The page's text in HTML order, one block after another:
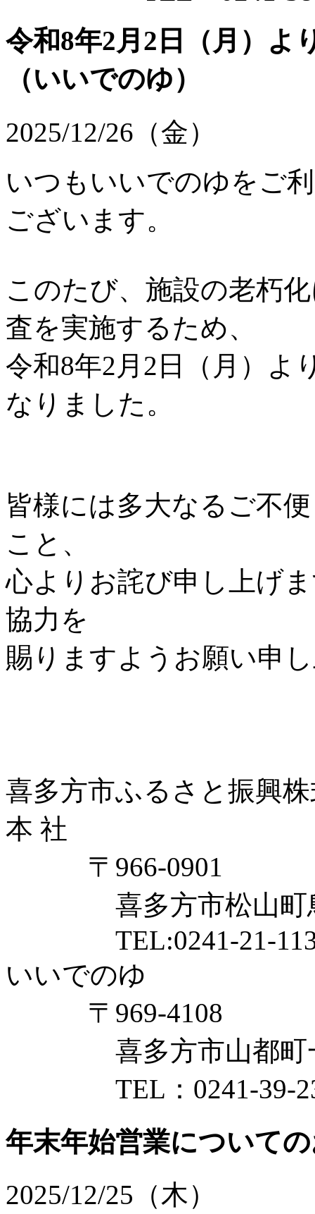
令和8年2月2日（月）よ
（いいでのゆ）
2025/12/26（金）
いつもいいでのゆをご
ございます。
このたび、施設の老朽
査を実施するため、
令和8年2月2日（月）よ
なりました。
皆様には多大なるご不
こと、
心よりお詫び申し上げ
協力を
賜りますようお願い申
喜多方市ふるさと振興
本 社
〒966-0901
喜多方市松山町鳥
TEL:0241-21-
いいでのゆ
〒969-4108
喜多方市山都町一
TEL：0241-39-
年末年始営業について
2025/12/25（木）